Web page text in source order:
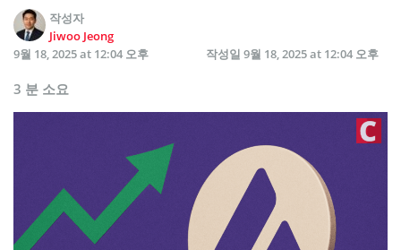
작성자
Jiwoo Jeong
9월 18, 2025 at 12:04 오후
작성일 9월 18, 2025 at 12:04 오후
3 분 소요